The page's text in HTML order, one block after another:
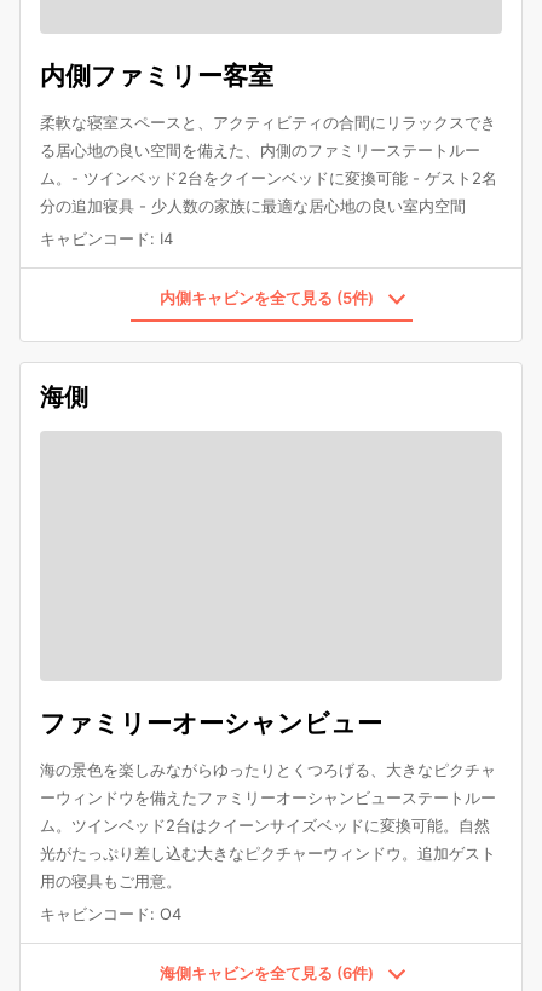
内側ファミリー客室
柔軟な寝室スペースと、アクティビティの合間にリラックスでき
る居心地の良い空間を備えた、内側のファミリーステートルー
ム。- ツインベッド2台をクイーンベッドに変換可能 - ゲスト2名
分の追加寝具 - 少人数の家族に最適な居心地の良い室内空間
キャビンコード: I4
内側キャビンを全て見る (5件)
海側
ファミリーオーシャンビュー
海の景色を楽しみながらゆったりとくつろげる、大きなピクチャ
ーウィンドウを備えたファミリーオーシャンビューステートルー
ム。ツインベッド2台はクイーンサイズベッドに変換可能。自然
光がたっぷり差し込む大きなピクチャーウィンドウ。追加ゲスト
用の寝具もご用意。
キャビンコード: O4
海側キャビンを全て見る (6件)